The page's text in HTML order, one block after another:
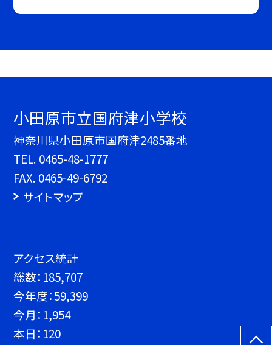
小田原市立国府津小学校
神奈川県小田原市国府津2485番地
TEL. 0465-48-1777
FAX. 0465-49-6792
サイトマップ
アクセス統計
総数： 185,707
今年度：59,399
今月： 1,954
本日： 120